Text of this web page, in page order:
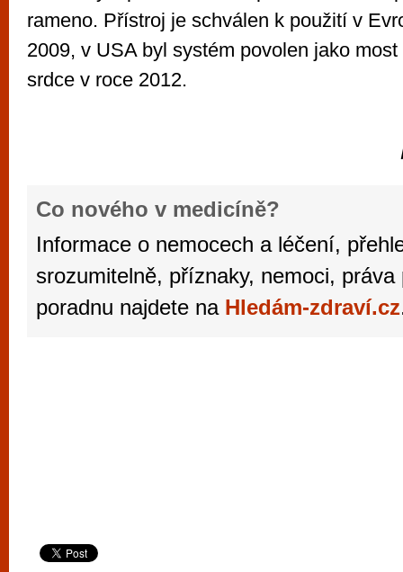
rameno. Přístroj je schválen k použití v
2009, v USA byl systém povolen jako
srdce v roce 2012.
Hledám-zdraví.cz